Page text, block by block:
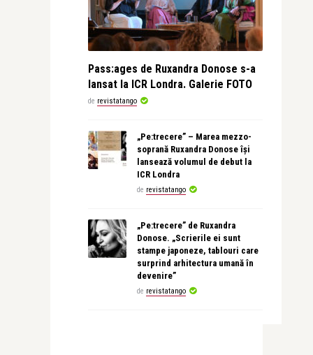
Pass:ages de Ruxandra Donose s-a
lansat la ICR Londra. Galerie FOTO
de revistatango
„Pe:trecere” – Marea mezzo-
soprană Ruxandra Donose își
lansează volumul de debut la
ICR Londra
de revistatango
„Pe:trecere” de Ruxandra
Donose. „Scrierile ei sunt
stampe japoneze, tablouri care
surprind arhitectura umană în
devenire”
de revistatango